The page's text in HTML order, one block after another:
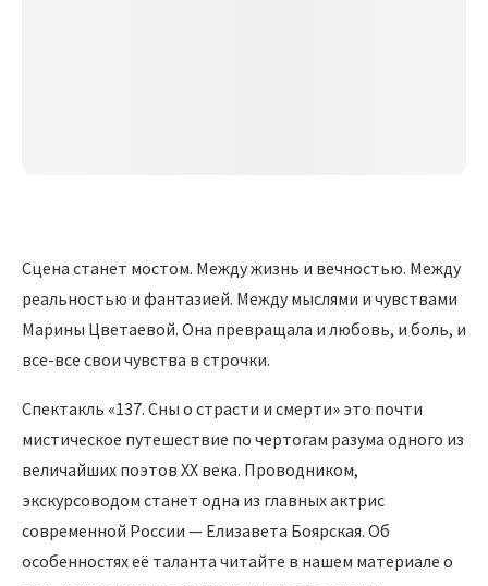
Сцена станет мостом. Между жизнь и вечностью. Между
реальностью и фантазией. Между мыслями и чувствами
Марины Цветаевой. Она превращала и любовь, и боль, и
все-все свои чувства в строчки.
Спектакль «137. Сны о страсти и смерти» это почти
мистическое путешествие по чертогам разума одного из
величайших поэтов XX века. Проводником,
экскурсоводом станет одна из главных актрис
современной России — Елизавета Боярская. Об
особенностях её таланта читайте в нашем материале о